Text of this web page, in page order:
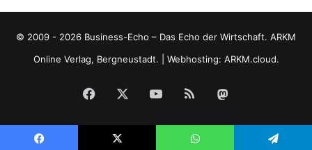
© 2009 - 2026 Business-Echo – Das Echo der Wirtschaft. ARKM
Online Verlag, Bergneustadt.
Webhosting: ARKM.cloud.
Facebook YouTubeRSS